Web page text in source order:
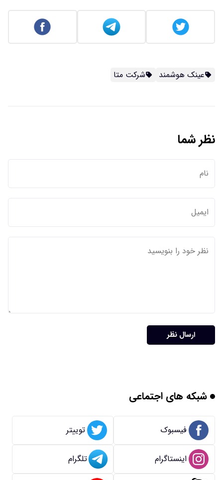
عینک هوشمند شرکت متا
نظر شما
ارسال نظر
شبکه های اجتماعی
فیسبوک توییتر
اینستاگرام تلگرام